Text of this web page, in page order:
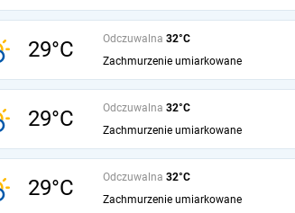
29°C Odczuwalna 32°C
Zachmurzenie umiarkowane
29°C Odczuwalna 32°C
Zachmurzenie umiarkowane
29°C Odczuwalna 32°C
Zachmurzenie umiarkowane